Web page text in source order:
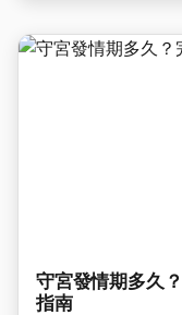
守宮發情期多久
指南